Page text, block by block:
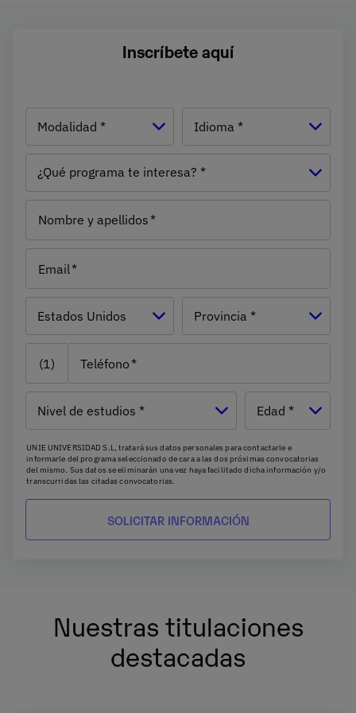
Inscríbete aquí
programa
te
interesa?
Nombre y apellidos
Email
Estados Unidos Provincia *
(1) Teléfono
estudios
UNIE UNIVERSIDAD S.L, tratará sus datos personales para contactarle e
informarle del programa seleccionado de cara a las dos próximas convocatorias
del mismo. Sus datos se eliminarán una vez haya facilitado dicha información y/o
transcurridas las citadas convocatorias.
Ud. podrá ejercer los derechos de acceso, supresión, rectificación, oposición,
limitación y portabilidad, mediante carta a UNIE UNIVERSIDAD S.L - Apartado de
Correos 221 de Barcelona, o remitiendo un email argpd@universidadunie.com
Asimismo, cuando lo considere oportuno podrá presentar una reclamación ante
Nuestras titulaciones
destacadas